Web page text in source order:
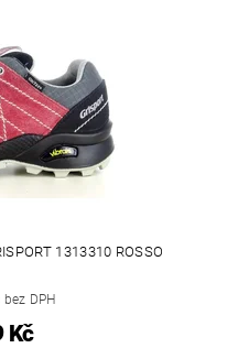
1313310 ROSSO
DPH
Kč